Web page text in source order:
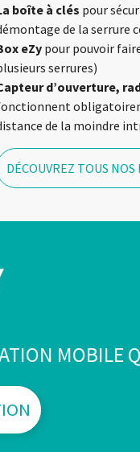
boîte à clés pour
de la serrure
eZy pour pouvoir
serrures)
d’ouverture,
de la moindre
DÉCOUVREZ TOUS NOS
MOBILE